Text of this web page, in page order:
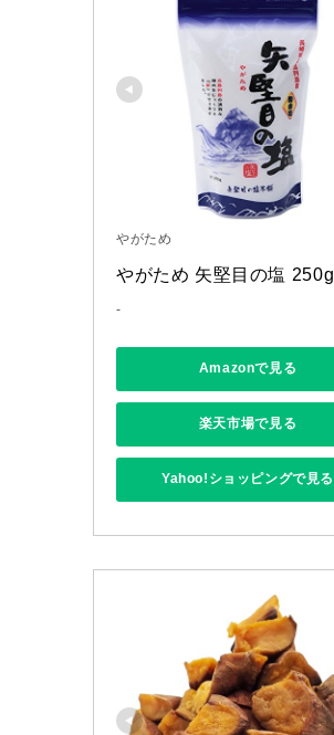
やがため
やがため 矢堅目の塩 250g
-
Amazonで見る
楽天市場で見る
Yahoo!ショッピングで見る